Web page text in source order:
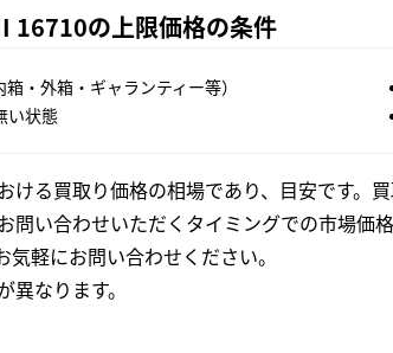
16710の上限価格の条件
・外箱・ギャランティー等）
い状態
ける買取り価格の相場であり、目安です。
問い合わせいただくタイミングでの市場
軽にお問い合わせください。
なります。